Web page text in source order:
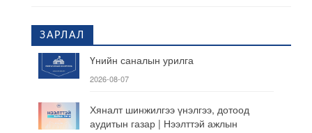
ЗАРЛАЛ
Үнийн саналын урилга
2026-08-07
Хяналт шинжилгээ үнэлгээ, дотоод
аудитын газар | Нээлттэй ажлын